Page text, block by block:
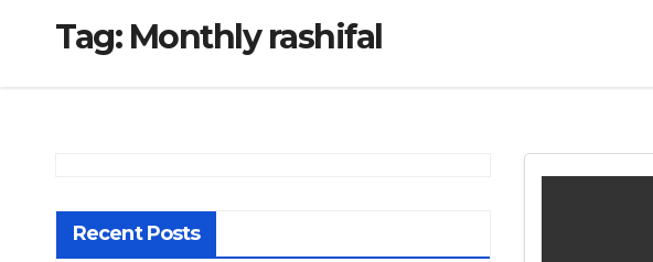
Tag: Monthly rashifal
Recent Posts